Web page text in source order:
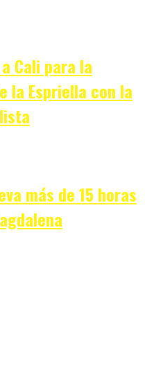
Cali para la
la Espriella con la
más de 15 horas